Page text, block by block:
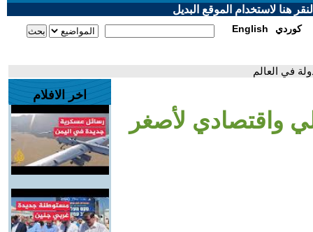
هنا لاستخدام الموقع البديل
English كوردي
في العالم
واقتصادي لأصغر
اخر الافلام